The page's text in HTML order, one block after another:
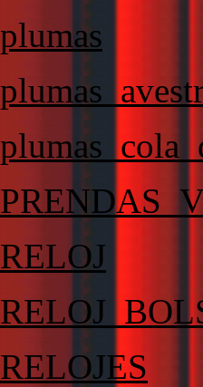
plumas
RELOJ
RELOJES